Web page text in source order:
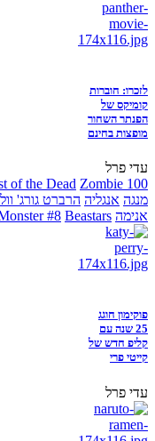
לזכרו: חוברות
קומיקס של
הפנתר השחור
מופצות בחינם
עדי פרל
of the Dead Zombie 100
מנגה אנגליה הרברט גורג'
אנימה
#8 Beastars
פוקימון חוגג
25 שנה עם
קליפ חדש של
קייטי פרי
עדי פרל